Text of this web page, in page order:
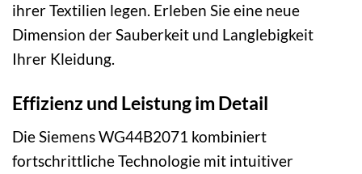
ihrer Textilien legen. Erleben Sie eine neue
Dimension der Sauberkeit und Langlebigkeit
Ihrer Kleidung.
Effizienz und Leistung im Detail
Die Siemens WG44B2071 kombiniert
fortschrittliche Technologie mit intuitiver